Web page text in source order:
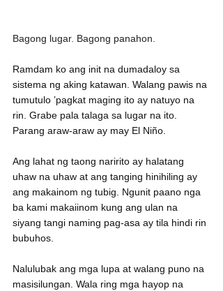
Bagong lugar. Bagong panahon.
Ramdam ko ang init na dumadaloy sa
sistema ng aking katawan. Walang pawis na
tumutulo ’pagkat maging ito ay natuyo na
rin. Grabe pala talaga sa lugar na ito.
Parang araw-araw ay may El Niño.
Ang lahat ng taong naririto ay halatang
uhaw na uhaw at ang tanging hinihiling ay
ang makainom ng tubig. Ngunit paano nga
ba kami makaiinom kung ang ulan na
siyang tangi naming pag-asa ay tila hindi rin
bubuhos.
Nalulubak ang mga lupa at walang puno na
masisilungan. Wala ring mga hayop na